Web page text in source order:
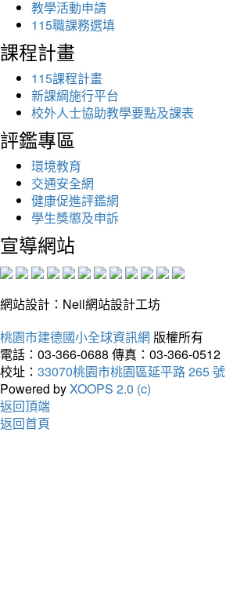
教學活動申請
115職課務選填
課程計畫
115課程計畫
新課綱施行平台
校外人士協助教學要點及課表
評鑑專區
環境教育
交通安全網
健康促進評鑑網
學生獎懲及申訴
宣導網站
網站設計：Neil網站設計工坊
桃園市建德國小全球資訊網 版權所有
電話：03-366-0688 傳真：03-366-0512
校址： 33070桃園市桃園區延平路 265 號
Powered byXOOPS 2.0 (c)
返回頂端
返回首頁